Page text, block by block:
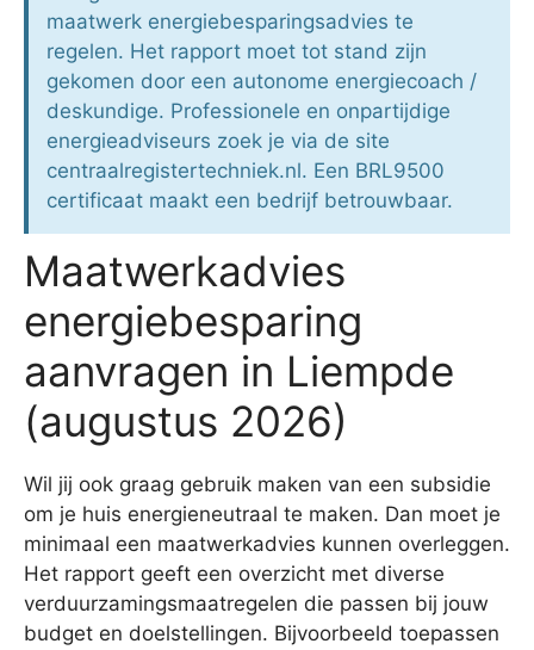
maatwerk energiebesparingsadvies te
regelen. Het rapport moet tot stand zijn
gekomen door een autonome energiecoach /
deskundige. Professionele en onpartijdige
energieadviseurs zoek je via de site
centraalregistertechniek.nl. Een BRL9500
certificaat maakt een bedrijf betrouwbaar.
Maatwerkadvies
energiebesparing
aanvragen in Liempde
(augustus 2026)
Wil jij ook graag gebruik maken van een subsidie
om je huis energieneutraal te maken. Dan moet je
minimaal een maatwerkadvies kunnen overleggen.
Het rapport geeft een overzicht met diverse
verduurzamingsmaatregelen die passen bij jouw
budget en doelstellingen. Bijvoorbeeld toepassen